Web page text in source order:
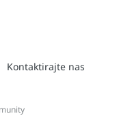
Kontaktirajte nas